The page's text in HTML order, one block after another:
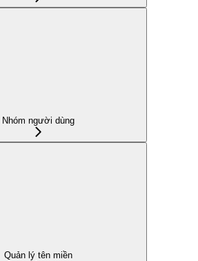
Nhóm người dùng
Quản lý tên miền